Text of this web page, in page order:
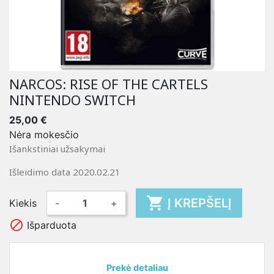
NARCOS: RISE OF THE CARTELS
NINTENDO SWITCH
25,00 €
Nėra mokesčio
Išankstiniai užsakymai
Išleidimo data 2020.02.21
Kiekis - +  Į KREPŠELĮ
 Išparduota
Prekė detaliau